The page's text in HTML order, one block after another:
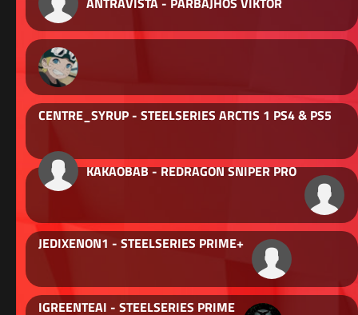
CENTRE_SYRUP - STEELSERIES ARCTIS 1 PS4 & PS5
KAKAOBAB - REDRAGON SNIPER PRO
JEDIXENON1 - STEELSERIES PRIME+
IGREENTEAI - STEELSERIES PRIME